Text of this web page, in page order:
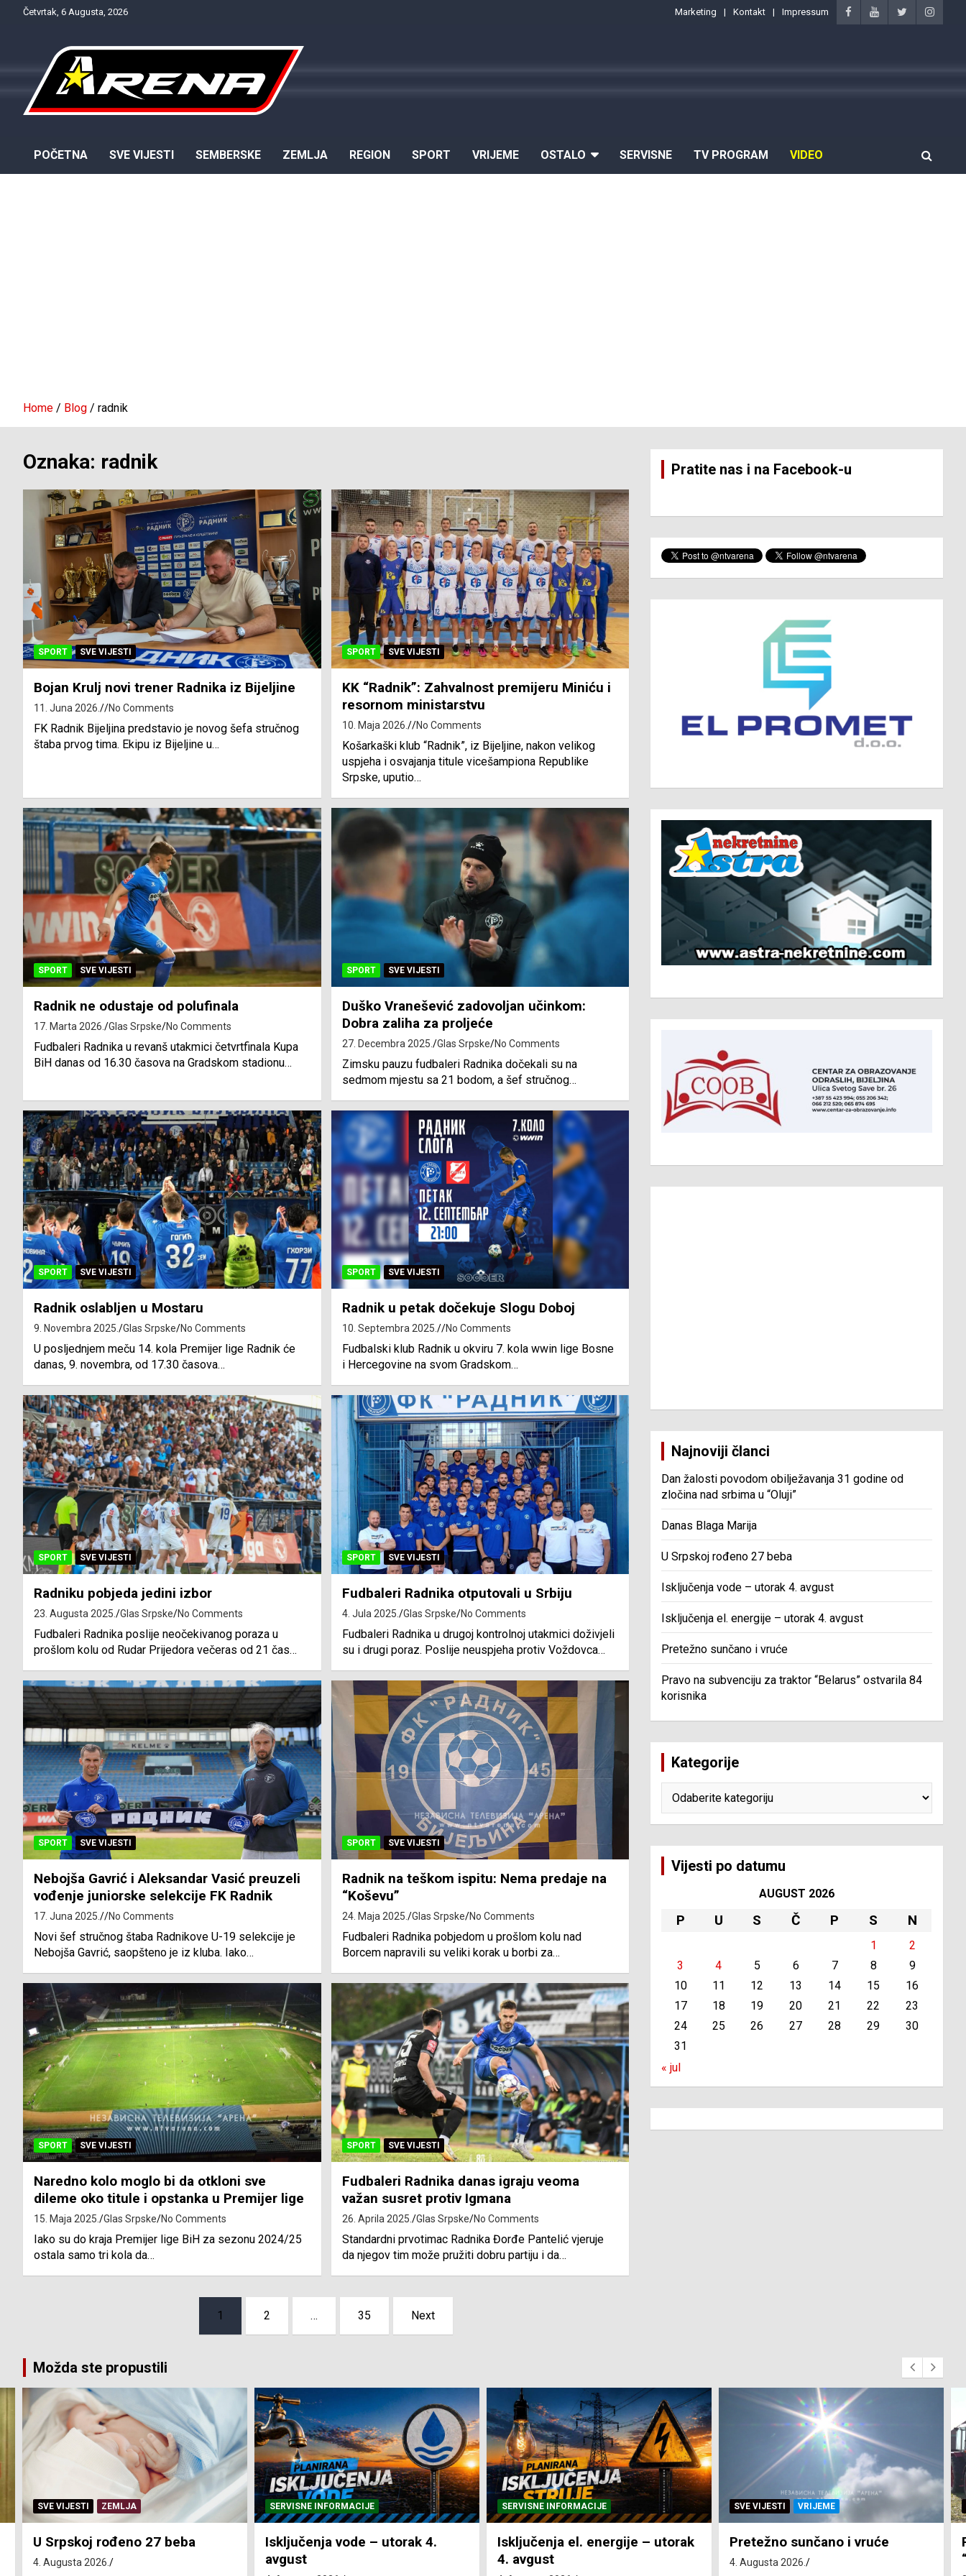
Četvrtak, 6 Augusta, 2026 Marketing Kontakt Impressum
POČETNA SVE VIJESTI SEMBERSKE ZEMLJA REGION SPORT VRIJEME OSTALO SERVISNE TV PROGRAM VIDEO
Home Blog radnik
Oznaka: radnik
SPORT SVE VIJESTI
Bojan Krulj novi trener Radnika iz Bijeljine
11. Juna 2026. No Comments
FK Radnik Bijeljina predstavio je novog šefa stručnog
štaba prvog tima. Ekipu iz Bijeljine u…
SPORT SVE VIJESTI
KK “Radnik”: Zahvalnost premijeru Miniću i
resornom ministarstvu
10. Maja 2026. No Comments
Košarkaški klub “Radnik”, iz Bijeljine, nakon velikog
uspjeha i osvajanja titule vicešampiona Republike
Srpske, uputio…
SPORT SVE VIJESTI
Radnik ne odustaje od polufinala
17. Marta 2026. Glas Srpske No Comments
Fudbaleri Radnika u revanš utakmici četvrtfinala Kupa
BiH danas od 16.30 časova na Gradskom stadionu…
SPORT SVE VIJESTI
Duško Vranešević zadovoljan učinkom:
Dobra zaliha za proljeće
27. Decembra 2025. Glas Srpske No Comments
Zimsku pauzu fudbaleri Radnika dočekali su na
sedmom mjestu sa 21 bodom, a šef stručnog…
SPORT SVE VIJESTI
Radnik oslabljen u Mostaru
9. Novembra 2025. Glas Srpske No Comments
U posljednjem meču 14. kola Premijer lige Radnik će
danas, 9. novembra, od 17.30 časova…
SPORT SVE VIJESTI
Radnik u petak dočekuje Slogu Doboj
10. Septembra 2025. No Comments
Fudbalski klub Radnik u okviru 7. kola wwin lige Bosne
i Hercegovine na svom Gradskom…
SPORT SVE VIJESTI
Radniku pobjeda jedini izbor
23. Augusta 2025. Glas Srpske No Comments
Fudbaleri Radnika poslije neočekivanog poraza u
prošlom kolu od Rudar Prijedora večeras od 21 čas…
SPORT SVE VIJESTI
Fudbaleri Radnika otputovali u Srbiju
4. Jula 2025. Glas Srpske No Comments
Fudbaleri Radnika u drugoj kontrolnoj utakmici doživjeli
su i drugi poraz. Poslije neuspjeha protiv Voždovca…
SPORT SVE VIJESTI
Nebojša Gavrić i Aleksandar Vasić preuzeli
vođenje juniorske selekcije FK Radnik
17. Juna 2025. No Comments
Novi šef stručnog štaba Radnikove U-19 selekcije je
Nebojša Gavrić, saopšteno je iz kluba. Iako…
SPORT SVE VIJESTI
Radnik na teškom ispitu: Nema predaje na
“Koševu”
24. Maja 2025. Glas Srpske No Comments
Fudbaleri Radnika pobjedom u prošlom kolu nad
Borcem napravili su veliki korak u borbi za…
SPORT SVE VIJESTI
Naredno kolo moglo bi da otkloni sve
dileme oko titule i opstanka u Premijer lige
15. Maja 2025. Glas Srpske No Comments
Iako su do kraja Premijer lige BiH za sezonu 2024/25
ostala samo tri kola da…
SPORT SVE VIJESTI
Fudbaleri Radnika danas igraju veoma
važan susret protiv Igmana
26. Aprila 2025. Glas Srpske No Comments
Standardni prvotimac Radnika Đorđe Pantelić vjeruje
da njegov tim može pružiti dobru partiju i da…
1 2 … 35 Next
Pratite nas i na Facebook-u
Najnoviji članci
Dan žalosti povodom obilježavanja 31 godine od
zločina nad srbima u “Oluji”
Danas Blaga Marija
U Srpskoj rođeno 27 beba
Isključenja vode – utorak 4. avgust
Isključenja el. energije – utorak 4. avgust
Pretežno sunčano i vruće
Pravo na subvenciju za traktor “Belarus” ostvarila 84
korisnika
Kategorije
Vijesti po datumu
AUGUST 2026
P U S Č P S N
1
2
3
4 5 6 7 8
9
10
11 12 13 14 15
16
17
18 19 20 21 22
23
24
25 26 27 28 29
30
31
« jul
Možda ste propustili
SERVISNE INFORMACIJE
Isključenja vode – utorak 4.
avgust
SERVISNE INFORMACIJE
Isključenja el. energije – utorak
4. avgust
SVE VIJESTI VRIJEME
Pretežno sunčano i vruće
4. Augusta 2026.
SVE VIJESTI ZEMLJA
Pravo na subvenciju za traktor
“Belarus” ostvarila 84 korisnika